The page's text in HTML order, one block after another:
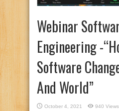
Webinar
Engineering -
Software
And World”
October 4, 2021 940 Views